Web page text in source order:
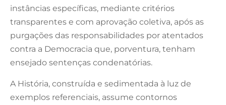
instâncias específicas, mediante critérios
transparentes e com aprovação coletiva, após as
purgações das responsabilidades por atentados
contra a Democracia que, porventura, tenham
ensejado sentenças condenatórias.
A História, construída e sedimentada à luz de
exemplos referenciais, assume contornos